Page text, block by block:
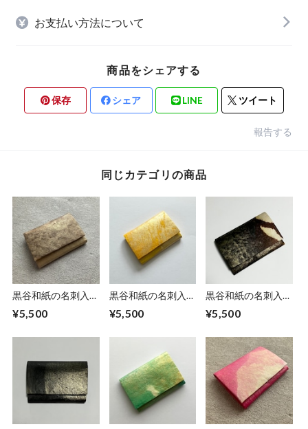
お支払い方法について
商品をシェアする
保存 シェア LINE ツイート
報告する
同じカテゴリの商品
黒谷和紙の名刺入れ
¥5,500
黒谷和紙の名刺入れ
¥5,500
黒谷和紙の名刺入れ
¥5,500